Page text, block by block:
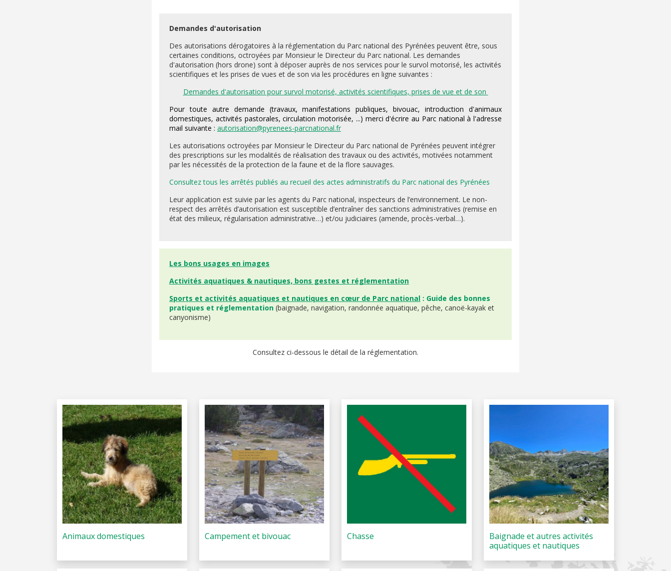
Demandes d'autorisation
Des autorisations dérogatoires à la réglementation du Parc national des Pyrénées peuvent être, sous
certaines conditions, octroyées par Monsieur le Directeur du Parc national. Les demandes
d'autorisation (hors drone) sont à déposer auprès de nos services pour le survol motorisé, les activités
scientifiques et les prises de vues et de son via les procédures en ligne suivantes :
Demandes d'autorisation pour survol motorisé, activités scientifiques, prises de vue et de son
Pour toute autre demande (travaux, manifestations publiques, bivouac, introduction d'animaux
domestiques, activités pastorales, circulation motorisée, ...) merci d'écrire au Parc national à l'adresse
mail suivante : autorisation@pyrenees-parcnational.fr
Les autorisations octroyées par Monsieur le Directeur du Parc national de Pyrénées peuvent intégrer
des prescriptions sur les modalités de réalisation des travaux ou des activités, motivées notamment
par les nécessités de la protection de la faune et de la flore sauvages.
Consultez tous les arrêtés publiés au recueil des actes administratifs du Parc national des Pyrénées
Leur application est suivie par les agents du Parc national, inspecteurs de l’environnement. Le non-
respect des arrêtés d’autorisation est susceptible d’entraîner des sanctions administratives (remise en
état des milieux, régularisation administrative…) et/ou judiciaires (amende, procès-verbal…).
Les bons usages en images
Activités aquatiques & nautiques, bons gestes et réglementation
Sports et activités aquatiques et nautiques en cœur de Parc national : Guide des bonnes
pratiques et réglementation (baignade, navigation, randonnée aquatique, pêche, canoë-kayak et
canyonisme)
Consultez ci-dessous le détail de la réglementation.
Animaux domestiques Campement et bivouac Chasse
Baignade et autres activités
aquatiques et nautiques